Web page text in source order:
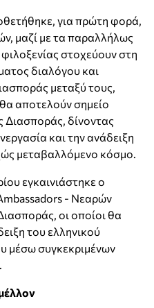
για πρώτη φορά,
μαζί με τα παραλλήλως
στοχεύουν στη
διαλόγου και
μεταξύ τους,
αποτελούν σημείο
Διασποράς, δίνοντας
και την ανάδειξη
μεταβαλλόμενο κόσμο.
εγκαινιάστηκε ο
- Νεαρών
οι οποίοι θα
του ελληνικού
μέσω συγκεκριμένων